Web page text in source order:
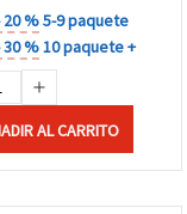
20 %5-9 paquete
30 %10 paquete +
AL CARRITO